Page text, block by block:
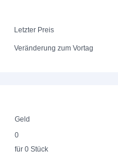
Letzter Preis
Veränderung zum Vortag
Geld
0
für 0 Stück